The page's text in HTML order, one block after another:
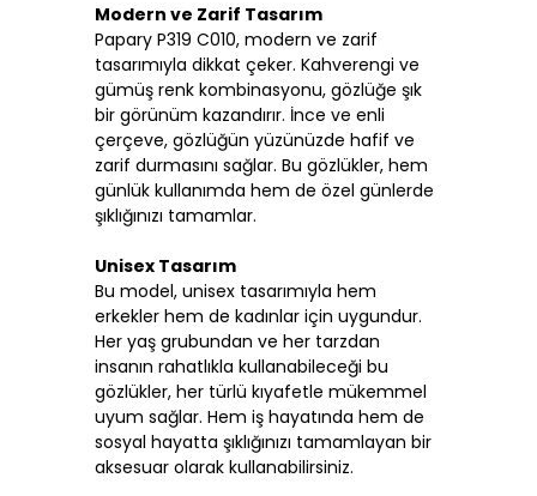
Modern ve Zarif Tasarım
Papary P319 C010, modern ve zarif
tasarımıyla dikkat çeker. Kahverengi ve
gümüş renk kombinasyonu, gözlüğe şık
bir görünüm kazandırır. İnce ve enli
çerçeve, gözlüğün yüzünüzde hafif ve
zarif durmasını sağlar. Bu gözlükler, hem
günlük kullanımda hem de özel günlerde
şıklığınızı tamamlar.
Unisex Tasarım
Bu model, unisex tasarımıyla hem
erkekler hem de kadınlar için uygundur.
Her yaş grubundan ve her tarzdan
insanın rahatlıkla kullanabileceği bu
gözlükler, her türlü kıyafetle mükemmel
uyum sağlar. Hem iş hayatında hem de
sosyal hayatta şıklığınızı tamamlayan bir
aksesuar olarak kullanabilirsiniz.